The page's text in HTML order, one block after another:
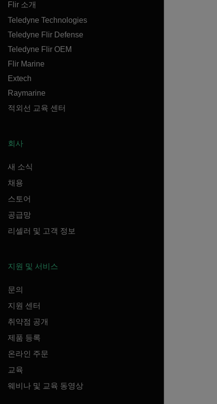
Flir 소개
Teledyne Technologies
Teledyne Flir Defense
Teledyne Flir OEM
Flir Marine
Extech
Raymarine
적외선 교육 센터
회사
새 소식
채용
스토어
공급망
리셀러 및 고객 정보
지원 및 서비스
문의
지원 센터
취약점 공개
제품 등록
온라인 주문
교육
웨비나 및 교육 동영상